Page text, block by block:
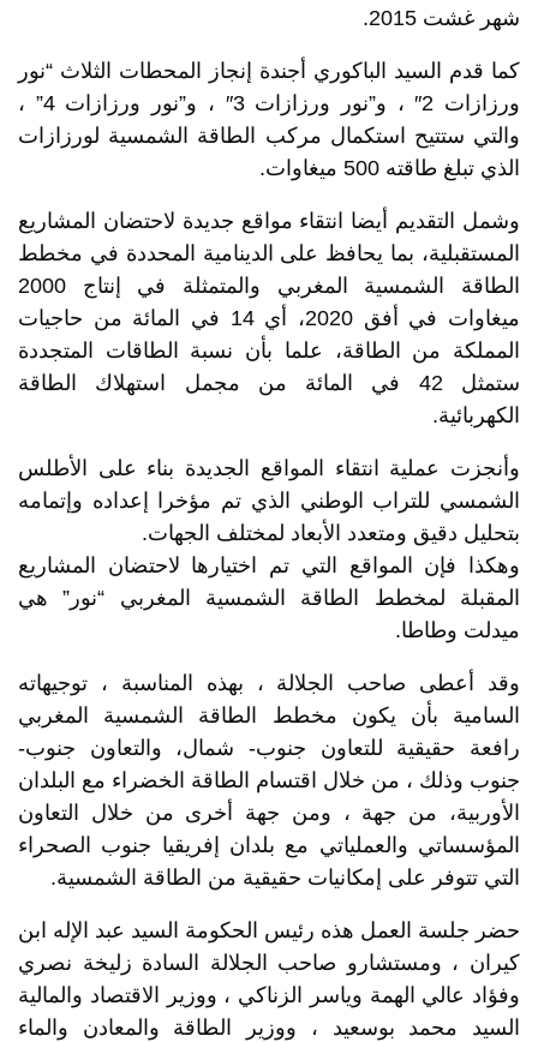
شهر غشت 2015.
كما قدم السيد الباكوري أجندة إنجاز المحطات الثلاث “نور
ورزازات 2″ ، و”نور ورزازات 3″ ، و”نور ورزازات 4” ،
والتي ستتيح استكمال مركب الطاقة الشمسية لورزازات
الذي تبلغ طاقته 500 ميغاوات.
وشمل التقديم أيضا انتقاء مواقع جديدة لاحتضان المشاريع
المستقبلية، بما يحافظ على الدينامية المحددة في مخطط
الطاقة الشمسية المغربي والمتمثلة في إنتاج 2000
ميغاوات في أفق 2020، أي 14 في المائة من حاجيات
المملكة من الطاقة، علما بأن نسبة الطاقات المتجددة
ستمثل 42 في المائة من مجمل استهلاك الطاقة
الكهربائية.
وأنجزت عملية انتقاء المواقع الجديدة بناء على الأطلس
الشمسي للتراب الوطني الذي تم مؤخرا إعداده وإتمامه
بتحليل دقيق ومتعدد الأبعاد لمختلف الجهات.
وهكذا فإن المواقع التي تم اختيارها لاحتضان المشاريع
المقبلة لمخطط الطاقة الشمسية المغربي “نور” هي
ميدلت وطاطا.
وقد أعطى صاحب الجلالة ، بهذه المناسبة ، توجيهاته
السامية بأن يكون مخطط الطاقة الشمسية المغربي
رافعة حقيقية للتعاون جنوب- شمال، والتعاون جنوب-
جنوب وذلك ، من خلال اقتسام الطاقة الخضراء مع البلدان
الأوربية، من جهة ، ومن جهة أخرى من خلال التعاون
المؤسساتي والعملياتي مع بلدان إفريقيا جنوب الصحراء
التي تتوفر على إمكانيات حقيقية من الطاقة الشمسية.
حضر جلسة العمل هذه رئيس الحكومة السيد عبد الإله ابن
كيران ، ومستشارو صاحب الجلالة السادة زليخة نصري
وفؤاد عالي الهمة وياسر الزناكي ، ووزير الاقتصاد والمالية
السيد محمد بوسعيد ، ووزير الطاقة والمعادن والماء